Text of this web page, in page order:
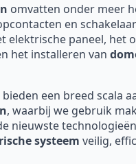
omvatten onder meer
en
elektrische paneel, het
het installeren van
bieden een breed scala
, waarbij we gebruik
nieuwste
systeem veilig,